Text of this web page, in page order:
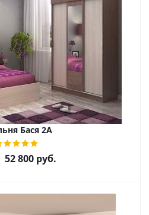
Бася 2A
52 800 руб.